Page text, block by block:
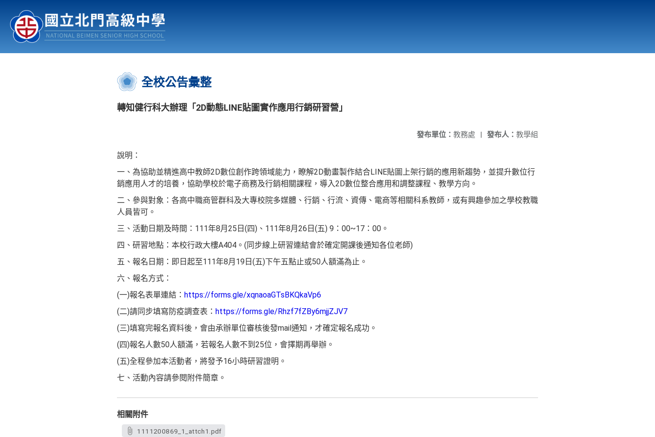
認識北中 行事曆
:::
全校公告彙整
轉知健行科大辦理「2D動態LINE貼圖實作應用行銷研習營」
發布人： 教學組
發布單位： 教務處 |
說明：
一、為協助並精進高中教師2D數位創作跨領域能力，瞭解2D動畫製作結合LINE貼圖上架行銷的應用新趨勢，並提升數位行
銷應用人才的培養，協助學校於電子商務及行銷相關課程，導入2D數位整合應用和調整課程、教學方向。
二、參與對象：各高中職商管群科及大專校院多媒體、行銷、行流、資傳、電商等相關科系教師，或有興趣參加之學校教職
人員皆可。
三、活動日期及時間：111年8月25日(四)、111年8月26日(五) 9：00~17：00。
四、研習地點：本校行政大樓A404。(同步線上研習連結會於確定開課後通知各位老師)
五、報名日期：即日起至111年8月19日(五)下午五點止或50人額滿為止。
六、報名方式：
(一)報名表單連結： https://forms.gle/xqnaoaGTsBKQkaVp6
(二)請同步填寫防疫調查表： https://forms.gle/Rhzf7fZBy6mjjZJV7
(三)填寫完報名資料後，會由承辦單位審核後發mail通知，才確定報名成功。
(四)報名人數50人額滿，若報名人數不到25位，會擇期再舉辦。
(五)全程參加本活動者，將發予16小時研習證明。
七、活動內容請參閱附件簡章。
相關附件
1111200869_1_attch1.pdf